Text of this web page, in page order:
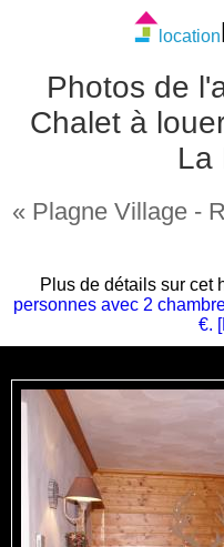
location
Photos de
Chalet à
La
« Plagne Village -
Plus de détails sur cet
personnes avec 2
€.